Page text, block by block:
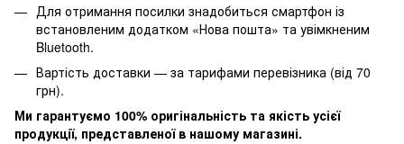
Для отримання посилки знадобиться смартфон із
встановленим додатком «Нова пошта» та увімкненим
Bluetooth.
Вартість доставки — за тарифами перевізника (від 70
грн).
Ми гарантуємо 100% оригінальність та якість усієї
продукції, представленої в нашому магазині.